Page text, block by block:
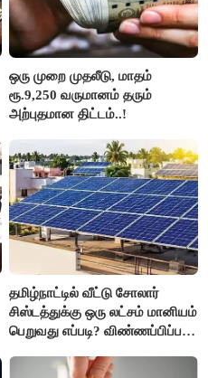
ஒரு முறை முதலீடு, மாதம்
ரூ.9,250 வருமானம் தரும்
அற்புதமான திட்டம்..!
தமிழ்நாட்டில் வீட்டு சோலார்
சிஸ்டத்துக்கு ஒரு லட்சம் மானியம்
பெறுவது எப்படி? விண்ணப்பிப்பது